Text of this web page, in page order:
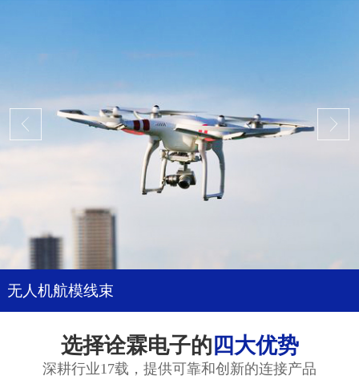
无人机航模线束
选择诠霖电子的 四大优势
深耕行业17载，提供可靠和创新的连接产品